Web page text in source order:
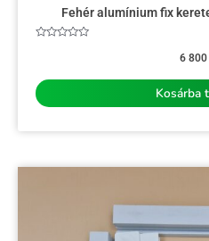
Fehér alumínium fix
6 800
Kosárba